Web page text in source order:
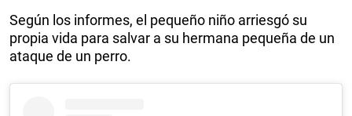
Según los informes, el pequeño niño arriesgó su
propia vida para salvar a su hermana pequeña de un
ataque de un perro.